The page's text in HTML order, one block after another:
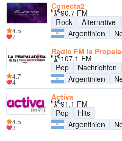
Conecta2
90.7 FM
Rock
Alternative
Argentinien
4.5
7
Radio FM la
107.1 FM
Pop
Nachrichten
Argentinien
4.7
4
Activa
91.1 FM
Pop
Hits
Argentinien
4.5
3